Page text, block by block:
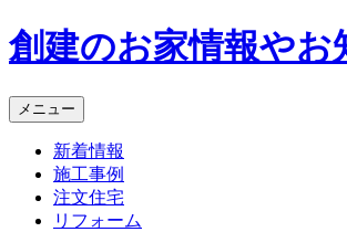
創建のお家情報や
メニュー
新着情報
施工事例
注文住宅
リフォーム